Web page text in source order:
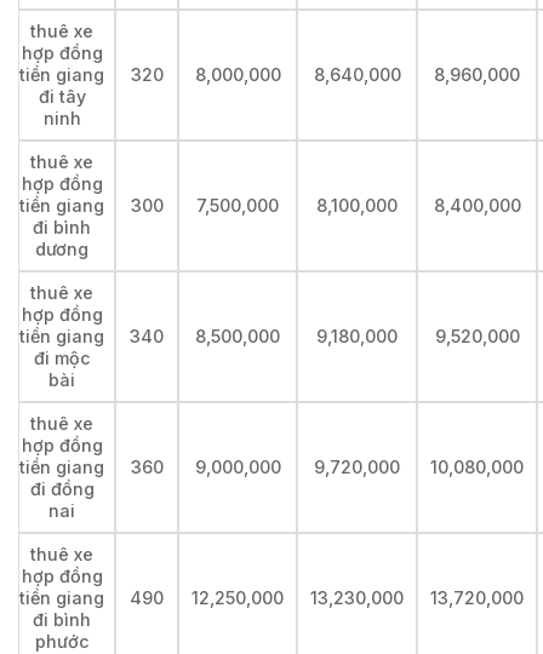
thuê xe
hợp đồng
tiền giang
đi tây
ninh
320 8,000,000 8,640,000 8,960,000
thuê xe
hợp đồng
tiền giang
đi bình
dương
300 7,500,000 8,100,000 8,400,000
thuê xe
hợp đồng
tiền giang
đi mộc
bài
340 8,500,000 9,180,000 9,520,000
thuê xe
hợp đồng
tiền giang
đi đồng
nai
360 9,000,000 9,720,000 10,080,000
thuê xe
hợp đồng
tiền giang
đi bình
phước
490 12,250,000 13,230,000 13,720,000